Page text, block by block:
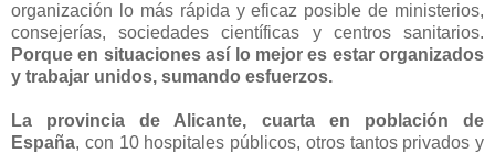
organización lo más rápida y eficaz posible de ministerios,
consejerías, sociedades científicas y centros sanitarios.
Porque en situaciones así lo mejor es estar organizados
y trabajar unidos, sumando esfuerzos.
La provincia de Alicante, cuarta en población de
España, con 10 hospitales públicos, otros tantos privados y